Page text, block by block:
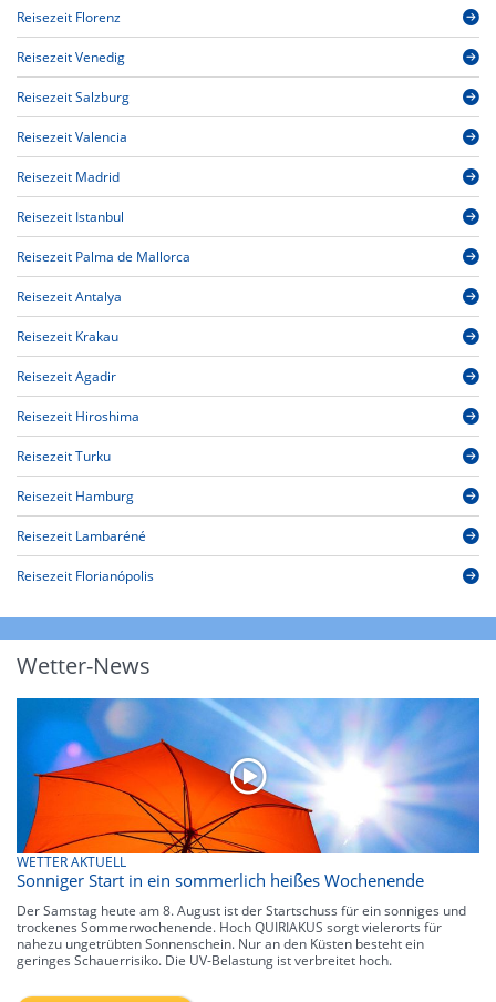
Reisezeit Florenz
Reisezeit Venedig
Reisezeit Salzburg
Reisezeit Valencia
Reisezeit Madrid
Reisezeit Istanbul
Reisezeit Palma de Mallorca
Reisezeit Antalya
Reisezeit Krakau
Reisezeit Agadir
Reisezeit Hiroshima
Reisezeit Turku
Reisezeit Hamburg
Reisezeit Lambaréné
Reisezeit Florianópolis
Wetter-News
WETTER AKTUELL
Sonniger Start in ein sommerlich heißes Wochenende
Der Samstag heute am 8. August ist der Startschuss für ein sonniges und
trockenes Sommerwochenende. Hoch QUIRIAKUS sorgt vielerorts für
nahezu ungetrübten Sonnenschein. Nur an den Küsten besteht ein
geringes Schauerrisiko. Die UV-Belastung ist verbreitet hoch.